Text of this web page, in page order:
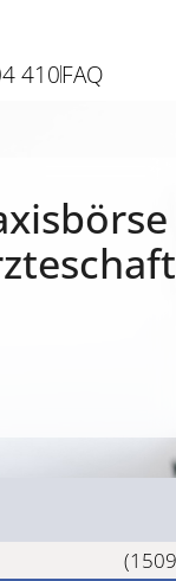
410FAQ